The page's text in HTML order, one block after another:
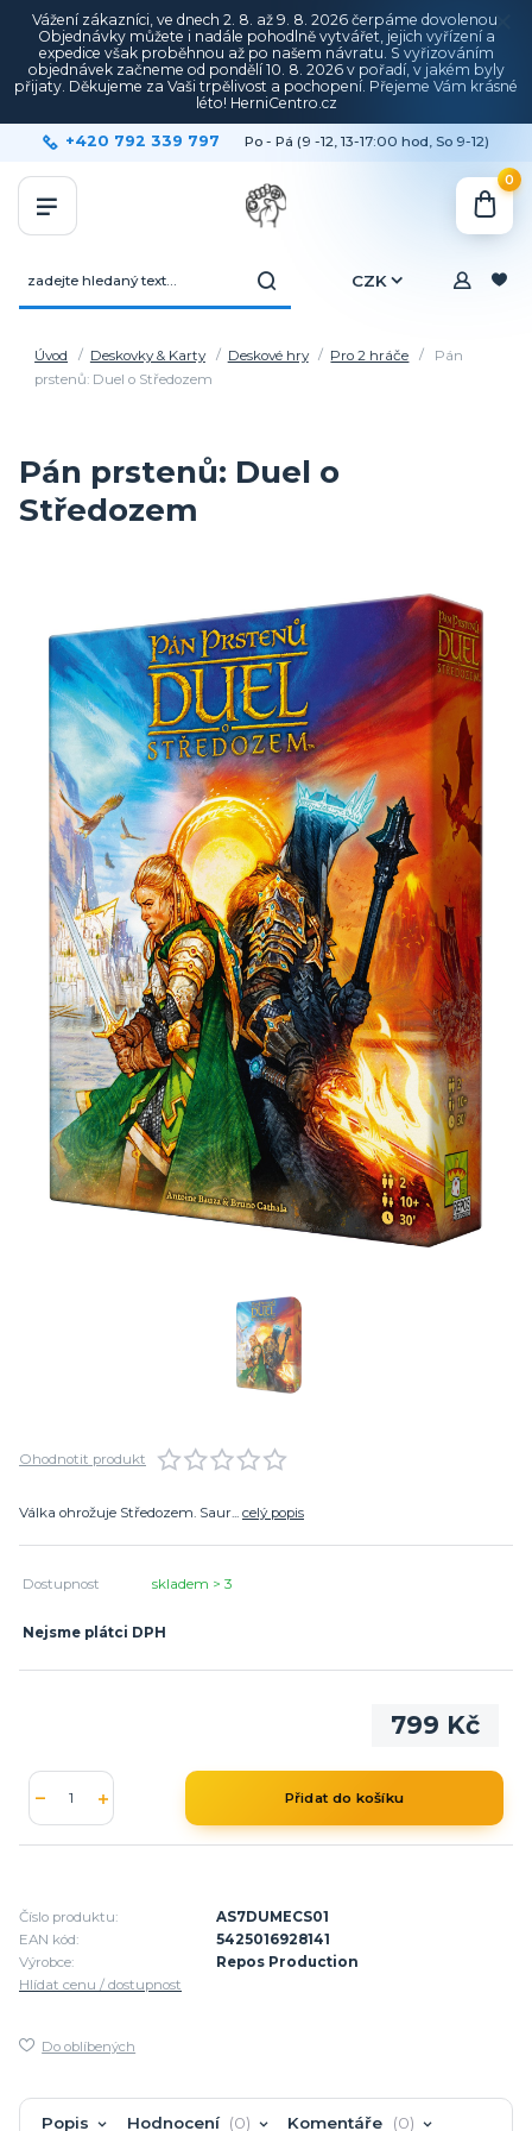
Vážení zákazníci, ve dnech 2. 8. až 9. 8. 2026 čerpáme dovolenou.
Objednávky můžete i nadále pohodlně vytvářet, jejich vyřízení a
expedice však proběhnou až po našem návratu. S vyřizováním
objednávek začneme od pondělí 10. 8. 2026 v pořadí, v jakém byly
přijaty. Děkujeme za Vaši trpělivost a pochopení. Přejeme Vám krásné
léto! HerniCentro.cz
CZK
+420 792 339 797 Po - Pá (9 -12, 13-17:00 hod, So 9-12)
0
Úvod Deskovky & Karty Deskové hry Pro 2 hráče
Pán
prstenů: Duel o Středozem
Pán prstenů: Duel o
Středozem
Ohodnotit produkt
Válka ohrožuje Středozem. Saur... celý popis
Dostupnost skladem > 3
Nejsme plátci DPH
799 Kč
Přidat do košíku
Číslo produktu:
AS7DUMECS01
EAN kód:
5425016928141
Výrobce:
Repos Production
Hlídat cenu / dostupnost
Do oblíbených
Popis Hodnocení 0 Komentáře 0